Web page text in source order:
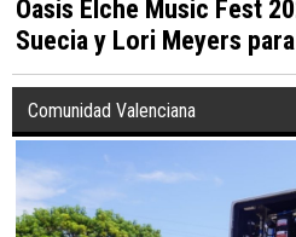
Oasis Elche Music Fest
Suecia y Lori Meyers
Comunidad Valenciana